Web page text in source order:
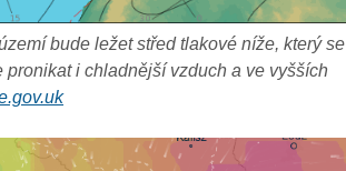
bude ležet střed tlakové níže, který se
i chladnější vzduch a ve vyšších